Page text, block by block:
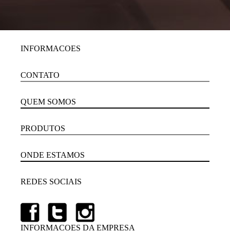
INFORMACOES
CONTATO
QUEM SOMOS
PRODUTOS
ONDE ESTAMOS
REDES SOCIAIS
INFORMACOES DA EMPRESA